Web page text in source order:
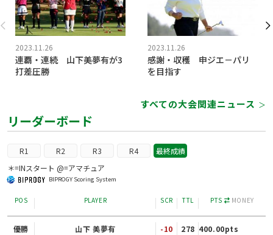
2023.11.26
連覇・連続 山下美夢有が3
打差圧勝
2023.11.26
感謝・収穫 申ジエ－パリ
を目指す
すべての大会関連ニュース ＞
リーダーボード
R1 R2 R3 R4 最終成績
BIPROGY Scoring System
＊=INスタート @=アマチュア
POS PLAYER SCR TTL PTS MONEY
優勝 山下 美夢有 -10 278 400.00pts